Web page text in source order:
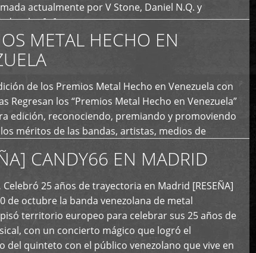
actualmente por V Stone, Daniel N.Q. y
a las […]
METAL HECHO EN
de los Premios Metal Hecho en Venezuela con
Regresan los “Premios Metal Hecho en Venezuela”
edición, reconociendo, premiando y promoviendo
méritos de las bandas, artistas, medios de
tendencias del metal y […]
CANDY66 EN MADRID
Celebró 25 años de trayectoria en Madrid [RESEÑA]
de octubre la banda venezolana de metal
territorio europeo para celebrar sus 25 años de
con un concierto mágico que logró el
del quinteto con el público venezolano que vive en